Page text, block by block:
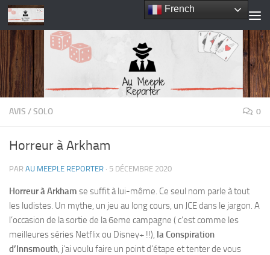
Skip to content
AVIS /SOLO 0
Horreur à Arkham
PAR AU MEEPLE REPORTER · 5 DÉCEMBRE 2020
Horreur à Arkham se suffit à lui-même. Ce seul nom parle à tout
les ludistes. Un mythe, un jeu au long cours, un JCE dans le jargon. A
l’occasion de la sortie de la 6eme campagne ( c’est comme les
meilleures séries Netflix ou Disney+ !!), la Conspiration
d’Innsmouth, j’ai voulu faire un point d’étape et tenter de vous
French